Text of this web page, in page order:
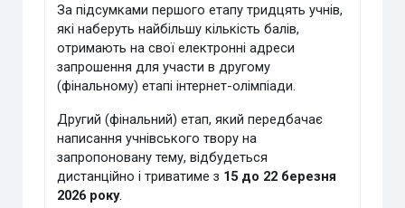
За підсумками першого етапу тридцять учнів,
які наберуть найбільшу кількість балів,
отримають на свої електронні адреси
запрошення для участи в другому
(фінальному) етапі інтернет-олімпіади.
Другий (фінальний) етап, який передбачає
написання учнівського твору на
запропоновану тему, відбудеться
дистанційно і триватиме з 15 до 22 березня
2026 року.